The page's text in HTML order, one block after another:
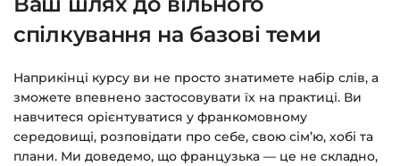
спілкування на базові теми
Наприкінці курсу ви не просто знатимете набір слів, а
зможете впевнено застосовувати їх на практиці. Ви
навчитеся орієнтуватися у франкомовному
середовищі, розповідати про себе, свою сім’ю, хобі та
плани. Ми доведемо, що французька — це не складно,